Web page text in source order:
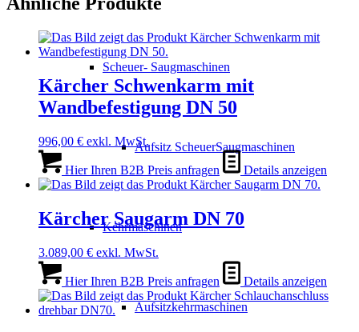
Scheuer- Saugmaschinen
Aufsitz ScheuerSaugmaschinen
Kehrmaschinen
Aufsitzkehrmaschinen
Kärcher Schwenkarm mit
Wandbefestigung DN 50
996,00 € exkl. MwSt.
Hier Ihren B2B Preis anfragen Details anzeigen
Kärcher Saugarm DN 70
3.089,00 € exkl. MwSt.
Hier Ihren B2B Preis anfragen Details anzeigen